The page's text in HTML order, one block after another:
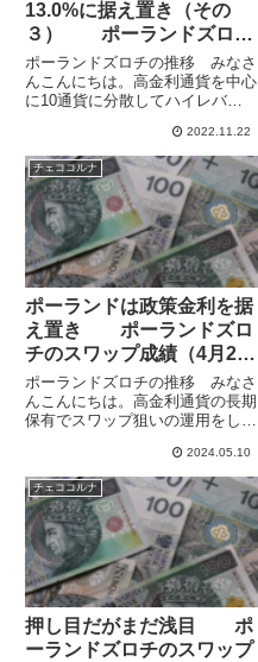
13.0%に据え置き（その
３） ポーランドズロチ
のスワップ成績（11月13
日週）
ポーランドズロチの推移 みなさ
んこんにちは。高金利通貨を中心
に10通貨に分散してハイレバレ
ています。ポーランドをはじめと
する中欧の国々もインフレ対策で
金利を引き上げてきていて、チェ
コ7.00%、ポーランド6.7...
2022.11.22
チェココルナ
ポーランドは政策金利を据
え置き ポーランドズロ
チのスワップ成績（4月28
日週）
ポーランドズロチの推移 みなさ
んこんにちは。高金利通貨の長期
保有でスワップ狙いの運用をして
ロチとチェココルナは対ユーロで
変動が小さく、為替の面では比較
的安定しています。一方で、ユー
ロ圏の金利引き上げで金利差が
縮...
2024.05.10
チェココルナ
押し目だがまだ浅目 ポ
ーランドズロチのスワップ